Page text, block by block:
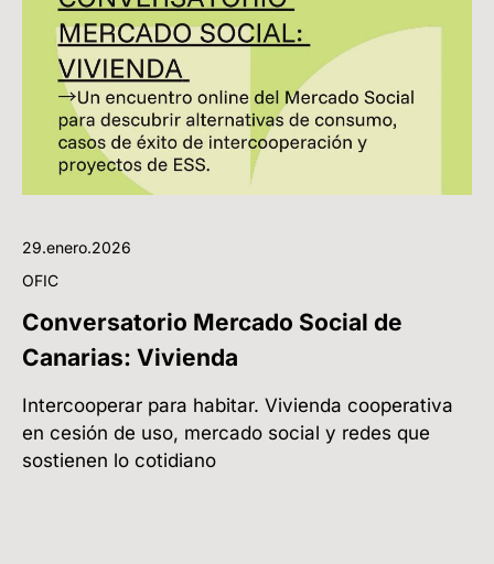
29.enero.2026
OFIC
Conversatorio Mercado Social de
Canarias: Vivienda
Intercooperar para habitar. Vivienda cooperativa
en cesión de uso, mercado social y redes que
sostienen lo cotidiano